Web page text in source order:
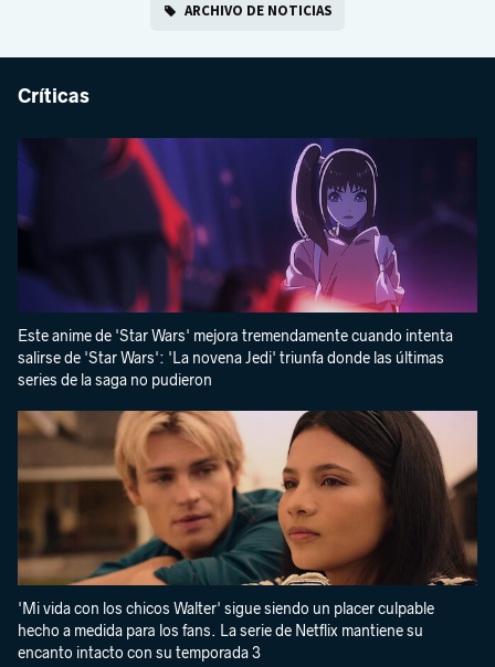
ARCHIVO DE NOTICIAS
Críticas
Este anime de 'Star Wars' mejora tremendamente cuando intenta
salirse de 'Star Wars': 'La novena Jedi' triunfa donde las últimas
series de la saga no pudieron
'Mi vida con los chicos Walter' sigue siendo un placer culpable
hecho a medida para los fans. La serie de Netflix mantiene su
encanto intacto con su temporada 3